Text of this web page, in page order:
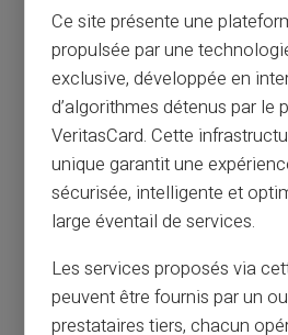
Je suis FICP, interdit
obtenir une carte de
Article précédent
Ce site présente une
propulsée par une
exclusive, développée en
d’algorithmes détenus par le
VeritasCard. Cette
unique garantit une
sécurisée, intelligente et
large éventail de services.
Les services proposés via
peuvent être fournis par un
prestataires tiers, chacun